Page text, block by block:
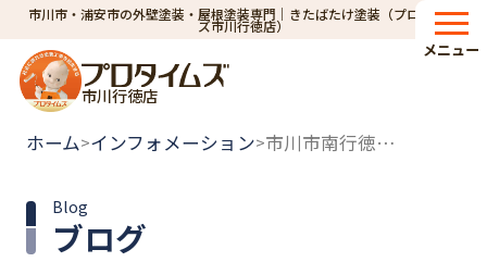
市川市・浦安市の外壁塗装・屋根塗装専門｜きたばたけ塗装（プロタイム
ズ市川行徳店）
市川行徳店
メニュー
ホーム>インフォメーション> 市川市南行徳 K様邸 外壁塗装・屋根塗装に関する現場調査を行います！
ブログ
Blog